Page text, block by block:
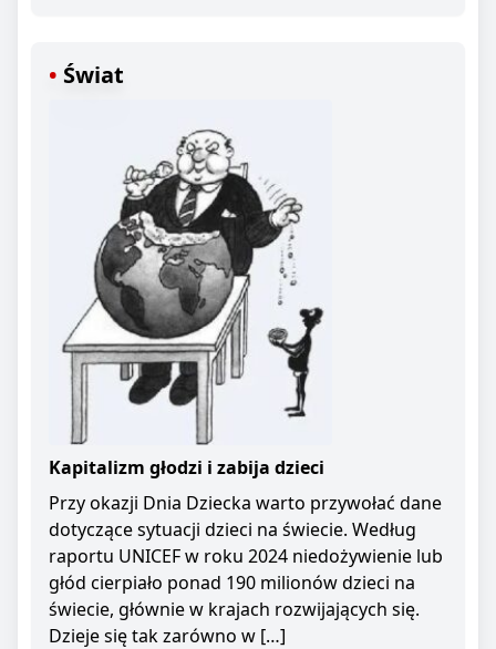
Świat
Kapitalizm głodzi i zabija dzieci
Przy okazji Dnia Dziecka warto przywołać dane
dotyczące sytuacji dzieci na świecie. Według
raportu UNICEF w roku 2024 niedożywienie lub
głód cierpiało ponad 190 milionów dzieci na
świecie, głównie w krajach rozwijających się.
Dzieje się tak zarówno w […]